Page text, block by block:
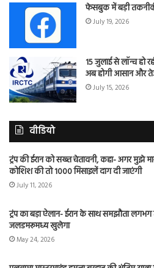
फेसबुक में बड़ी
July 19, 2026
15 जुलाई से लॉन्च हो
अब होगी आसान और
July 15, 2026
वीडियो
ट्रंप की ईरान को सख्त चेतावनी, कहा- अगर मुझे
कोशिश की तो 1000 मिसाइलें दाग दी जाएंगी
July 11, 2026
ट्रंप का बड़ा ऐलान- ईरान के साथ समझौता लगभग
जलडमरूमध्य खुलेगा
May 24, 2026